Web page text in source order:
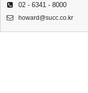
02 - 6341 - 8000
howard@succ.co.kr